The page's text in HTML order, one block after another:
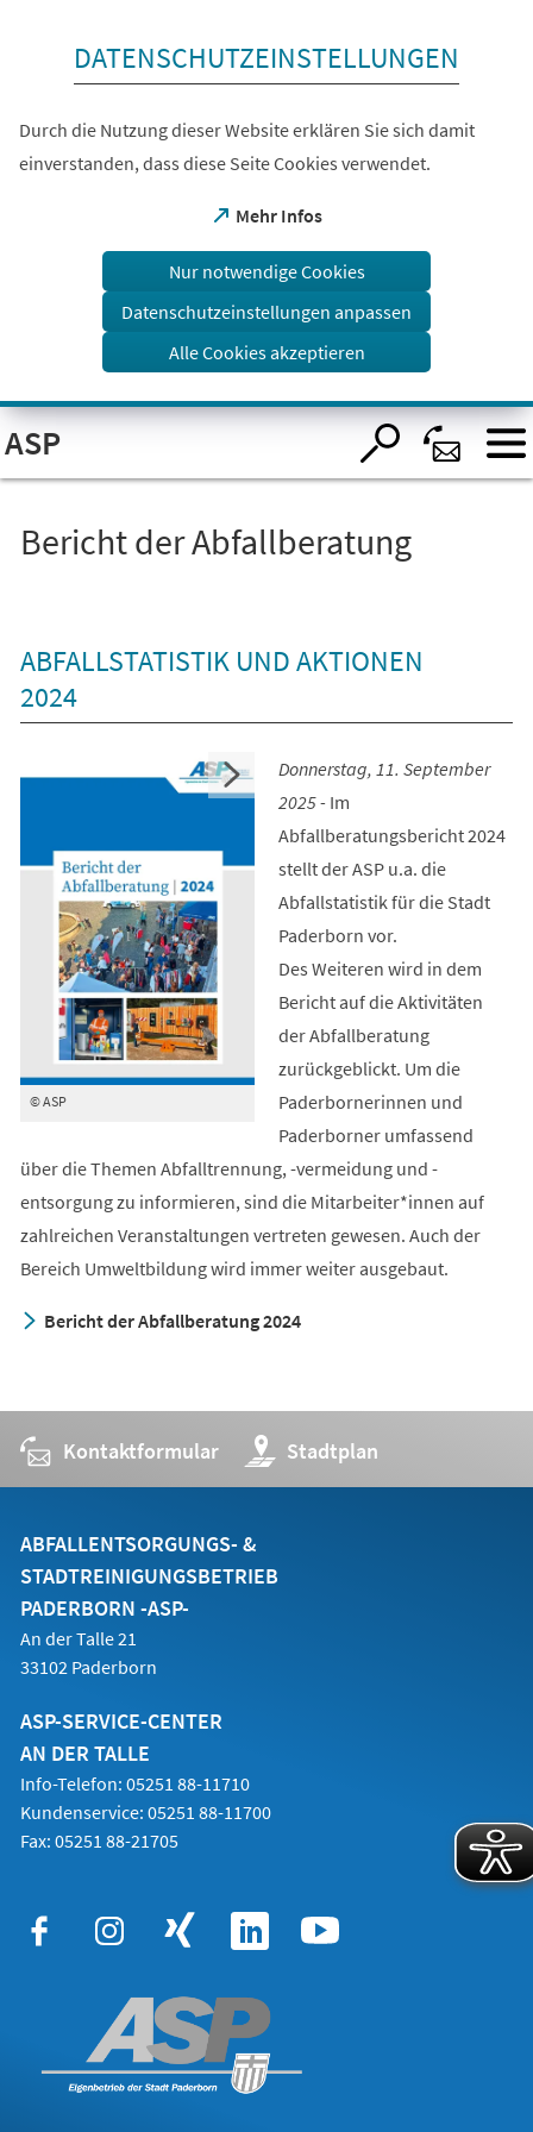
Visuelle
Assistenzsoftware
öffnen.
DATENSCHUTZEINSTELLUNGEN
Durch die Nutzung dieser Website erklären Sie sich damit
einverstanden, dass diese Seite Cookies verwendet.
Mehr Infos
(Öffnet
einem
Tab)
Nur notwendige Cookies
Datenschutzeinstellungen anpassen
Alle Cookies akzeptieren
ASP
Bericht der Abfallberatung
ABFALLSTATISTIK UND AKTIONEN
2024
© ASP
Donnerstag, 11. September
2025 -Im
Abfallberatungsbericht 2024
stellt der ASP u.a. die
Abfallstatistik für die Stadt
Paderborn vor.
Des Weiteren wird in dem
Bericht auf die Aktivitäten
der Abfallberatung
zurückgeblickt. Um die
Paderbornerinnen und
Paderborner umfassend
über die Themen Abfalltrennung, -vermeidung und -
entsorgung zu informieren, sind die Mitarbeiter*innen auf
zahlreichen Veranstaltungen vertreten gewesen. Auch der
Bereich Umweltbildung wird immer weiter ausgebaut.
Bericht der Abfallberatung 2024
Kontaktformular Stadtplan
(Öffnet
in
einem
Tab)
ABFALLENTSORGUNGS- &
STADTREINIGUNGSBETRIEB
PADERBORN -ASP-
An der Talle 21
33102 Paderborn
ASP-SERVICE-CENTER
AN DER TALLE
Info-Telefon: 05251 88-11710
Kundenservice: 05251 88-11700
Fax: 05251 88-21705